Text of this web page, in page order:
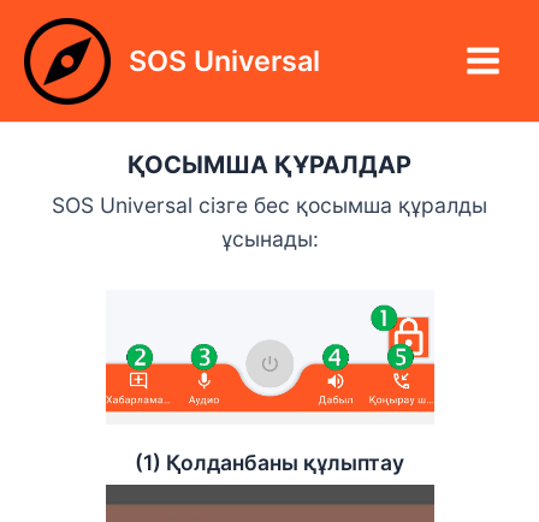
content
SOS Universal
Menu
ҚОСЫМША ҚҰРАЛДАР
SOS Universal сізге бес қосымша құралды
ұсынады:
(1) Қолданбаны құлыптау